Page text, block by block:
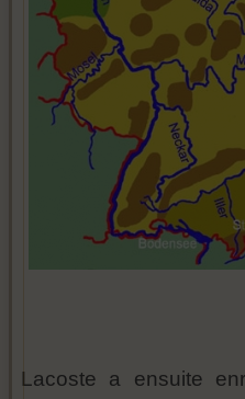
Lacoste a ensuite